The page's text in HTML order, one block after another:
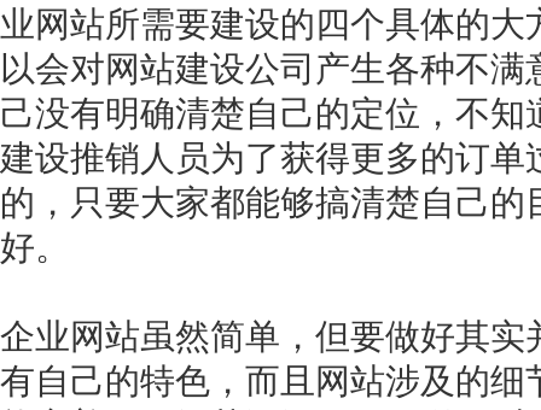
业网站所需要建设的四个具体的
以会对网站建设公司产生各种不
己没有明确清楚自己的定位，不
建设推销人员为了获得更多的订
的，只要大家都能够搞清楚自己
好。
企业网站虽然简单，但要做好其
有自己的特色，而且网站涉及的